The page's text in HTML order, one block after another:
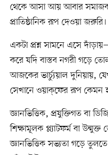
থেকে আসা আয় আবার
প্রাতিষ্ঠানিক রূপ দেওয়া জরুরি।
একটা প্রশ্ন সামনে এসে
করে যদি বাস্তব নগরী গড়ে
আজকের ভার্চ্যুয়াল দুনিয়ায়,
সেখানে ওয়াক্‌ফের রূপ কেমন
জ্ঞানভিত্তিক, প্রযুক্তিগত বা
শিক্ষামূলক প্ল্যাটফর্ম বা
জ্ঞানভিত্তিক সভ্যতা গড়ে